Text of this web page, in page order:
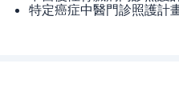
特定癌症中醫門診照護計